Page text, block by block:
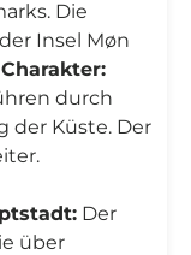
Die
Insel Møn
Charakter:
durch
der Küste. Der
Der
über